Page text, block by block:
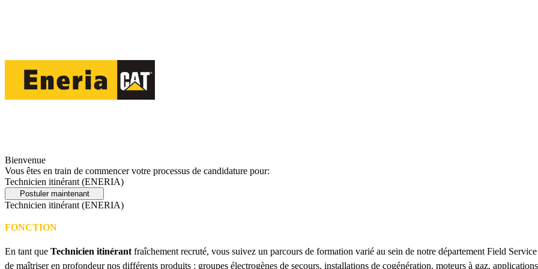
Bienvenue
Vous êtes en train de commencer votre processus de candidature pour:
Technicien itinérant (ENERIA)
Postuler maintenant
Technicien itinérant (ENERIA)
FONCTION
En tant que Technicien itinérant fraîchement recruté, vous suivez un parcours de formation varié au sein de notre département Field
de maîtriser en profondeur nos différents produits : groupes électrogènes de secours, installations de cogénération, moteurs à gaz, applications